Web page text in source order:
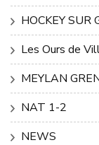
HOCKEY SUR
Les Ours de
MEYLAN
NAT 1-2
NEWS